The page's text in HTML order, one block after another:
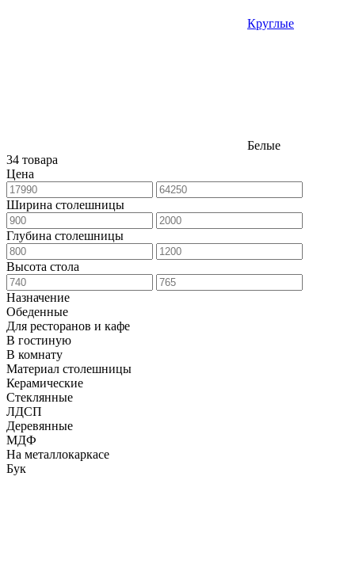
Круглые
Белые
34 товара
Цена
Ширина столешницы
Глубина столешницы
Высота стола
Назначение
Обеденные
Для ресторанов и кафе
В гостиную
В комнату
Материал столешницы
Керамические
Стеклянные
ЛДСП
Деревянные
МДФ
На металлокаркасе
Бук